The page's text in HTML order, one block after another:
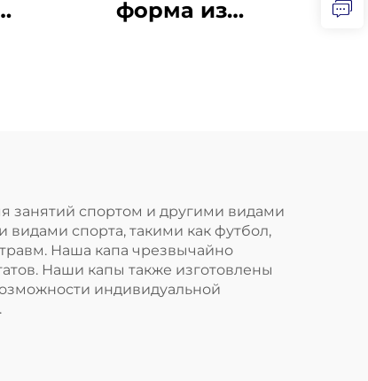
форма из
с капой от скрежета
зубами
занятий спортом и другими видами
видами спорта, такими как футбол,
Наша капа чрезвычайно
Наши капы также изготовлены
индивидуальной